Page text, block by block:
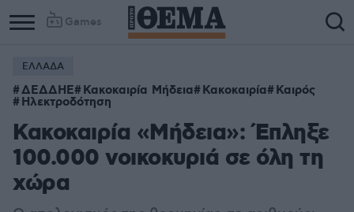
Games
ΕΛΛΑΔΑ
ΔΕΔΔΗΕ Κακοκαιρία Μήδεια Κακοκαιρία Καιρός
Ηλεκτροδότηση
Κακοκαιρία «Μήδεια»: Έπληξε
100.000 νοικοκυριά σε όλη τη
χώρα